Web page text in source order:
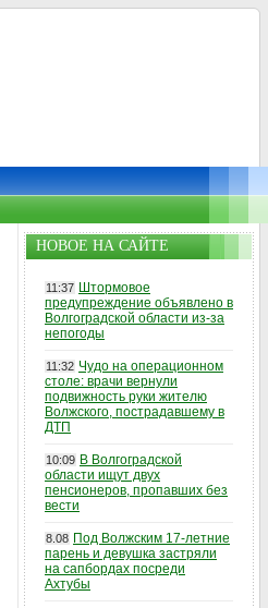
НОВОЕ НА САЙТЕ
11:37 Штормовое
предупреждение объявлено в
Волгоградской области из-за
непогоды
11:32 Чудо на операционном
столе: врачи вернули
подвижность руки жителю
Волжского, пострадавшему в
ДТП
10:09 В Волгоградской
области ищут двух
пенсионеров, пропавших без
вести
8.08 Под Волжским 17-летние
парень и девушка застряли
на сапбордах посреди
Ахтубы